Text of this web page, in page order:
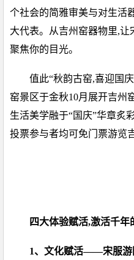
个社会的简雅审美与对生活
大代表。从吉州窑器物里,
聚焦你的目光。
值此“秋韵古窑,喜迎国
窑景区于金秋10月展开吉州
生活美学融于“国庆”华章炙
投票参与者均可免门票游览
四大体验赋活,激活千年
1、文化赋活——宋服游